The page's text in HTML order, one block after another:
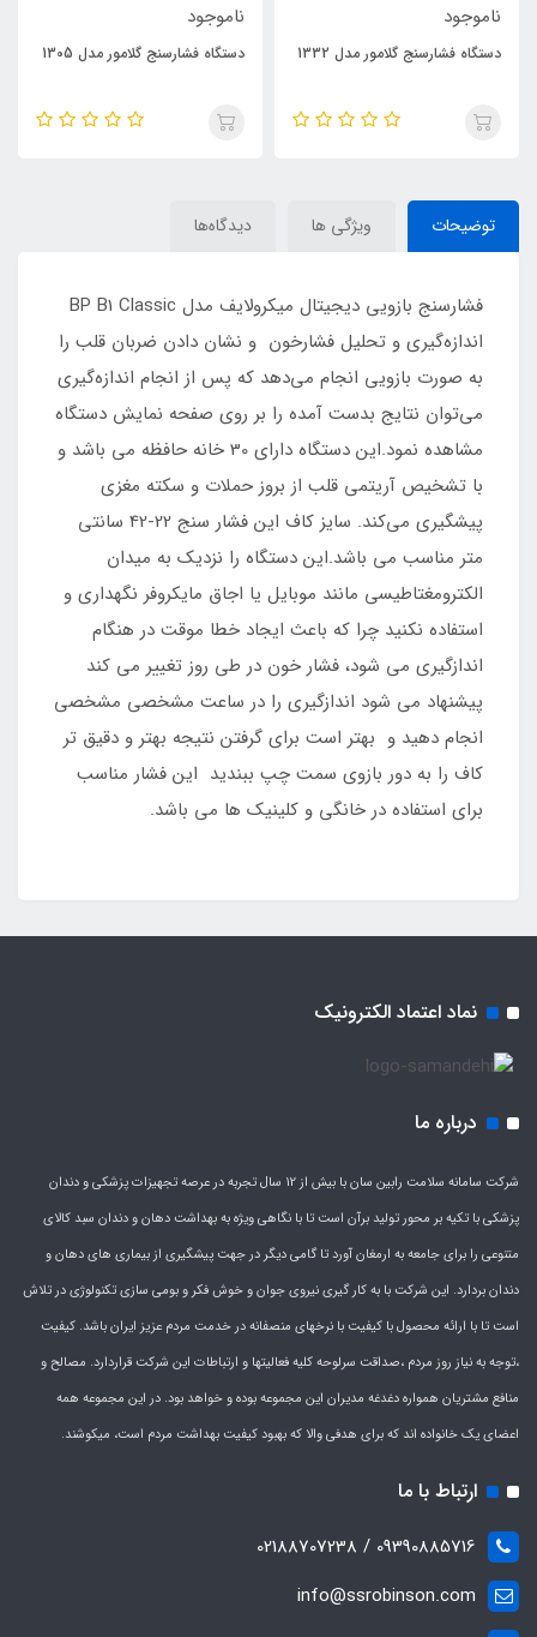
ناموجود
دستگاه فشارسنج گلامور مدل 1332
ناموجود
دستگاه فشارسنج گلامور مدل 1305
توضیحات ویژگی ها دیدگاه‌ها
فشارسنج بازویی دیجیتال میکرولایف مدل BP B1 Classic
اندازه‌گیری و تحلیل فشارخون و نشان دادن ضربان قلب را
به صورت بازویی انجام می‌دهد که پس از انجام اندازه‌گیری
می‌توان نتایج بدست آمده را بر روی صفحه نمایش دستگاه
مشاهده نمود.این دستگاه دارای 30 خانه حافظه می باشد و
با تشخیص آریتمی قلب از بروز حملات و سکته مغزی
پیشگیری می‌کند. سایز کاف این فشار سنج 22-42 سانتی
متر مناسب می باشد.این دستگاه را نزدیک به میدان
الکترومغتاطیسی مانند موبایل یا اجاق مایکروفر نگهداری و
استفاده نکنید چرا که باعث ایجاد خطا موقت در هنگام
اندازگیری می شود، فشار خون در طی روز تغییر می کند
پیشنهاد می شود اندازگیری را در ساعت مشخصی مشخصی
انجام دهید و بهتر است برای گرفتن نتیجه بهتر و دقیق تر
کاف را به دور بازوی سمت چپ ببندید این فشار مناسب
برای استفاده در خانگی و کلینیک ها می باشد.
نماد اعتماد الکترونیک
درباره ما
شرکت سامانه سلامت رابین سان با بیش از 12 سال تجربه در عرصه تجهیزات پزشکی و دندان
پزشکی با تکیه بر محور تولید برآن است تا با نگاهی ویژه به بهداشت دهان و دندان سبد کالای
متنوعی را برای جامعه به ارمغان آورد تا گامی دیگر در جهت پیشگیری از بیماری های دهان و
دندان بردارد. این شرکت با به کار گیری نیروی جوان و خوش فکر و بومی سازی تکنولوژی در تلاش
است تا با ارائه محصول با کیفیت با نرخهای منصفانه در خدمت مردم عزیز ایران باشد. کیفیت
،توجه به نیاز روز مردم ،صداقت سرلوحه کلیه فعالیتها و ارتباطات این شرکت قراردارد. مصالح و
منافع مشتریان همواره دغدغه مدیران این مجموعه بوده و خواهد بود. در این مجموعه همه
اعضای یک خانواده اند که برای هدفی والا که بهبود کیفیت بهداشت مردم است، میکوشند.
ارتباط با ما
09390885716 / 02188707238
info@ssrobinson.com